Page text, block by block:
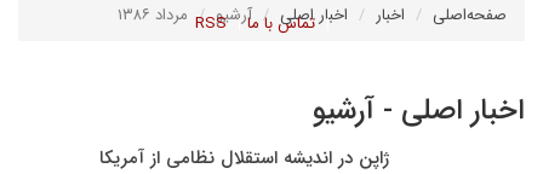
تماس با ما RSS صفحه‌اصلی اخبار اخبار اصلی آرشیو مرداد ۱۳۸۶
اخبار اصلی - آرشیو
ژاپن در اندیشه استقلال نظامی از آمریکا